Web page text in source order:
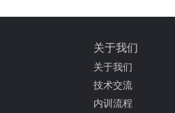
关于我们
关于我们
技术交流
内训流程